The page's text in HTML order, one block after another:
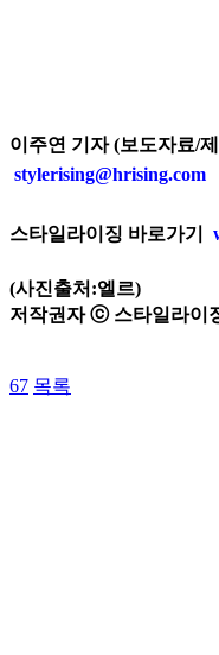
이주연 기자 (보도자료/
stylerising@hrising.com
스타일라이징 바로가기
(사진출처:엘르)
저작권자 ⓒ 스타일라이
67 목록